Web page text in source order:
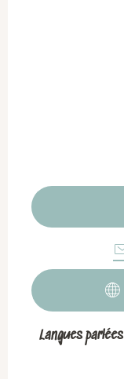
Langues parlées
Langues parlées